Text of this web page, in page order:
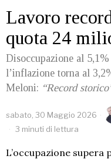
Lavoro
quota 24
Disoccupazione al
l’inflazione torna al
Meloni: “Record
sabato, 30 Maggio 2026
3 minuti di lettura
L’occupazione supera